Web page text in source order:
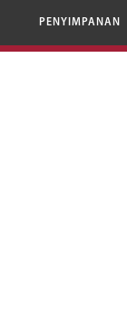
PENYIMPANAN